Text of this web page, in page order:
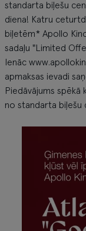
standarta biļešu
diena! Katru
biļetēm* Apollo
sadaļu "Limited
Ienāc
apmaksas ievadi
Piedāvājums
no standarta biļešu